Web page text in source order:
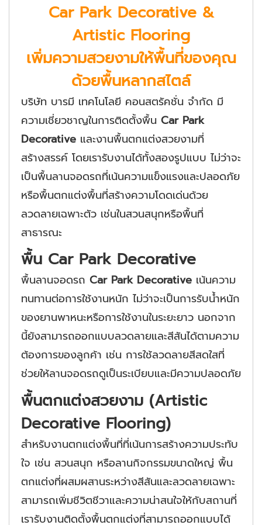
Car Park Decorative &
Artistic Flooring
เพิ่มความสวยงามให้พื้นที่ของคุณ
ด้วยพื้นหลากสไตล์
บริษัท บารมี เทคโนโลยี คอนสตรัคชั่น จำกัด มี
ความเชี่ยวชาญในการติดตั้งพื้น Car Park
Decorative และงานพื้นตกแต่งสวยงามที่
สร้างสรรค์ โดยเรารับงานได้ทั้งสองรูปแบบ ไม่ว่าจะ
เป็นพื้นลานจอดรถที่เน้นความแข็งแรงและปลอดภัย
หรือพื้นตกแต่งพื้นที่สร้างความโดดเด่นด้วย
ลวดลายเฉพาะตัว เช่นในสวนสนุกหรือพื้นที่
สาธารณะ
พื้น Car Park Decorative
พื้นลานจอดรถ Car Park Decorative เน้นความ
ทนทานต่อการใช้งานหนัก ไม่ว่าจะเป็นการรับน้ำหนัก
ของยานพาหนะหรือการใช้งานในระยะยาว นอกจาก
นี้ยังสามารถออกแบบลวดลายและสีสันได้ตามความ
ต้องการของลูกค้า เช่น การใช้ลวดลายสีสดใสที่
ช่วยให้ลานจอดรถดูเป็นระเบียบและมีความปลอดภัย
พื้นตกแต่งสวยงาม (Artistic
Decorative Flooring)
สำหรับงานตกแต่งพื้นที่ที่เน้นการสร้างความประทับ
ใจ เช่น สวนสนุก หรือลานกิจกรรมขนาดใหญ่ พื้น
ตกแต่งที่ผสมผสานระหว่างสีสันและลวดลายเฉพาะ
สามารถเพิ่มชีวิตชีวาและความน่าสนใจให้กับสถานที่
เรารับงานติดตั้งพื้นตกแต่งที่สามารถออกแบบได้